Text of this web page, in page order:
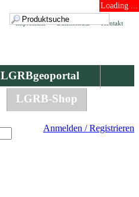
Loading ...
Kontakt
Datenschutz
Impressum
LGRBgeoportal
LGRB-Shop
Anmelden / Registrieren